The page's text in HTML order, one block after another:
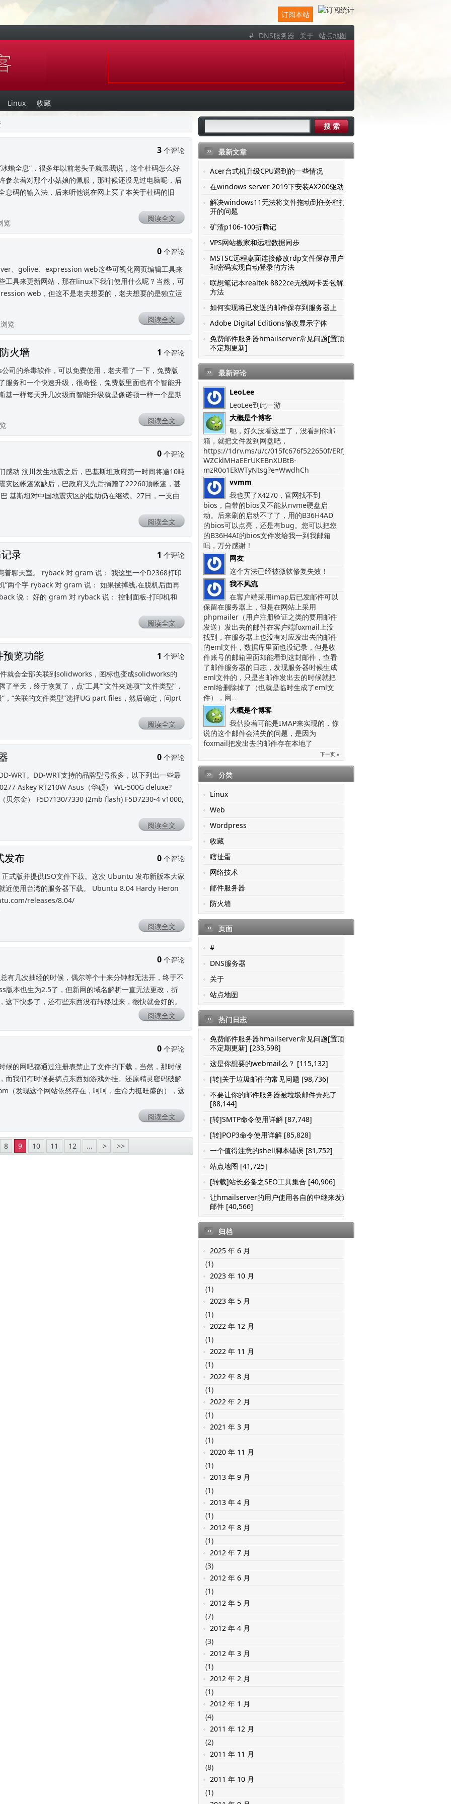
订阅本站
# DNS服务器 关于 站点地图
Linux 收藏
3 个评论
蟾全息”，很多年以前老头子就跟我说，这个杜码怎么好
参杂着对那个小姑娘的佩服，那时候还没见过电脑呢，后
息码的输入法，后来听他说在网上买了本关于杜码的旧
览 阅读全文
0 个评论
、golive、expression web这些可视化网页编辑工具来
工具来更新网站，那在linux下我们使用什么呢？当然，可
web，但这不是老夫想要的，老夫想要的是独立运
览 阅读全文
火墙 1 个评论
司的杀毒软件，可以免费使用，老夫看了一下，免费版
服务和一个快速升级，很奇怪，免费版里面也有个智能升
基一样每天升几次级而智能升级就是像诺顿一样一个星期
阅读全文
0 个评论
感动 汶川发生地震之后，巴基斯坦政府第一时间将逾10吨
灾区帐篷紧缺后，巴政府又先后捐赠了22260顶帐篷，甚
基斯坦对中国地震灾区的援助仍在继续。27日，一支由
阅读全文
录 1 个评论
聊天室。 ryback 对 gram 说： 我这里一个D2368打印
”两个字 ryback 对 gram 说： 如果拔掉线,在脱机后面再
说： 好的 gram 对 ryback 说： 控制面板-打印机和
阅读全文
预览功能 1 个评论
就会全部关联到solidworks，图标也变成solidworks的
半天，终于恢复了，点“工具”“文件夹选项”“文件类型”，
，“关联的文件类型”选择UG part files，然后确定，问prt
阅读全文
0 个评论
WRT。DD-WRT支持的品牌型号很多，以下列出一些最
Askey RT210W Asus（华硕） WL-500G deluxe?
贝尔金） F5D7130/7330 (2mb flash) F5D7230-4 v1000,
阅读全文
发布 0 个评论
式版并提供ISO文件下载。这次 Ubuntu 发布新版本大家
近使用台湾的服务器下载。 Ubuntu 8.04 Hardy Heron
releases/8.04/
阅读全文
0 个评论
有几次抽经的时候，偶尔等个十来分钟都无法开，终于不
本也生为2.5了，但新网的域名解析一直无法更改，折
下快多了，还有些东西没有转移过来，很快就会好的。
阅读全文
0 个评论
候的网吧都通过注册表禁止了文件的下载，当然，那时候
而我们有时候要搞点东西如游戏外挂、还原精灵密码破解
（发现这个网站依然存在，呵呵，生命力挺旺盛的），这
阅读全文
8 9 10 11 12 ... > >>
最新文章
Acer台式机升级CPU遇到的一些情况
在windows server 2019下安装AX200驱动
解决windows11无法将文件拖动到任务栏打
开的问题
矿渣p106-100折腾记
VPS网站搬家和远程数据同步
MSTSC远程桌面连接修改rdp文件保存用户名
和密码实现自动登录的方法
联想笔记本realtek 8822ce无线网卡丢包解决
方法
如何实现将已发送的邮件保存到服务器上
Adobe Digital Editions修改显示字体
免费邮件服务器hmailserver常见问题[置顶-
不定期更新]
最新评论
LeoLee
LeoLee到此一游
大概是个博客
呃，好久没看这里了，没看到你邮
箱，就把文件发到网盘吧，
https://1drv.ms/u/c/015fc676f522650f/ERfJWGVz-
WZCklMHaEErUKEBnXUBtB-
mzR0o1EkWTyNtsg?e=WwdhCh
vvmm
我也买了X4270，官网找不到
bios，自带的bios又不能从nvme硬盘启
动。后来刷的启动不了了，用的B36H4AD
的bios可以点亮，还是有bug。您可以把您
的B36H4AI的bios文件发给我一到我邮箱
吗，万分感谢！
网友
这个方法已经被微软修复失效！
我不风流
在客户端采用imap后已发邮件可以
保留在服务器上，但是在网站上采用
phpmailer（用户注册验证之类的要用邮件
发送）发出去的邮件在客户端foxmail上没
找到，在服务器上也没有对应发出去的邮件
的eml文件，数据库里面也没记录，但是收
件账号的邮箱里面却能看到这封邮件，查看
了邮件服务器的日志，发现服务器时候生成
eml文件的，只是当邮件发出去的时候就把
eml给删除掉了（也就是临时生成了eml文
件），网...
大概是个博客
我估摸着可能是IMAP来实现的，你
说的这个邮件会消失的问题，是因为
foxmail把发出去的邮件存在本地了
下一页 »
分类
Linux
Web
Wordpress
收藏
瞎扯蛋
网络技术
邮件服务器
防火墙
页面
#
DNS服务器
关于
站点地图
热门日志
免费邮件服务器hmailserver常见问题[置顶-
不定期更新] [233,598]
这是你想要的webmail么？ [115,132]
[转]关于垃圾邮件的常见问题 [98,736]
不要让你的邮件服务器被垃圾邮件弄死了
[88,144]
[转]SMTP命令使用详解 [87,748]
[转]POP3命令使用详解 [85,828]
一个值得注意的shell脚本错误 [81,752]
站点地图 [41,725]
[转载]站长必备之SEO工具集合 [40,906]
让hmailserver的用户使用各自的中继来发送
邮件 [40,566]
归档
2025 年 6 月
(1)
2023 年 10 月
(1)
2023 年 5 月
(1)
2022 年 12 月
(1)
2022 年 11 月
(1)
2022 年 8 月
(1)
2022 年 2 月
(1)
2021 年 3 月
(1)
2020 年 11 月
(1)
2013 年 9 月
(1)
2013 年 4 月
(1)
2012 年 8 月
(1)
2012 年 7 月
(3)
2012 年 6 月
(1)
2012 年 5 月
(7)
2012 年 4 月
(3)
2012 年 3 月
(1)
2012 年 2 月
(1)
2012 年 1 月
(4)
2011 年 12 月
(2)
2011 年 11 月
(8)
2011 年 10 月
(1)